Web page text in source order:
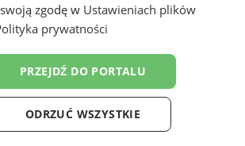
zgodę w Ustawieniach plików
prywatności
PRZEJDŹ DO PORTALU
ODRZUĆ WSZYSTKIE